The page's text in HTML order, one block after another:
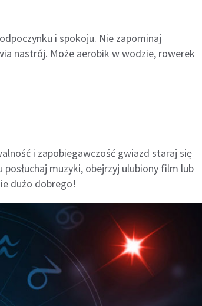
i spokoju. Nie zapominaj
nastrój. Może aerobik w wodzie, rowerek
i zapobiegawczość gwiazd staraj się
muzyki, obejrzyj ulubiony film lub
dużo dobrego!